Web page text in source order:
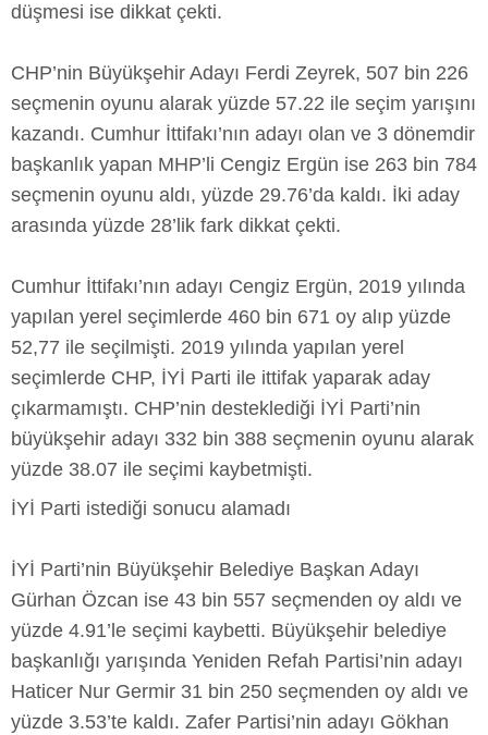
düşmesi ise dikkat çekti.
CHP’nin Büyükşehir Adayı Ferdi Zeyrek, 507 bin 226
seçmenin oyunu alarak yüzde 57.22 ile seçim yarışını
kazandı. Cumhur İttifakı’nın adayı olan ve 3 dönemdir
başkanlık yapan MHP’li Cengiz Ergün ise 263 bin 784
seçmenin oyunu aldı, yüzde 29.76’da kaldı. İki aday
arasında yüzde 28’lik fark dikkat çekti.
Cumhur İttifakı’nın adayı Cengiz Ergün, 2019 yılında
yapılan yerel seçimlerde 460 bin 671 oy alıp yüzde
52,77 ile seçilmişti. 2019 yılında yapılan yerel
seçimlerde CHP, İYİ Parti ile ittifak yaparak aday
çıkarmamıştı. CHP’nin desteklediği İYİ Parti’nin
büyükşehir adayı 332 bin 388 seçmenin oyunu alarak
yüzde 38.07 ile seçimi kaybetmişti.
İYİ Parti istediği sonucu alamadı
İYİ Parti’nin Büyükşehir Belediye Başkan Adayı
Gürhan Özcan ise 43 bin 557 seçmenden oy aldı ve
yüzde 4.91’le seçimi kaybetti. Büyükşehir belediye
başkanlığı yarışında Yeniden Refah Partisi’nin adayı
Haticer Nur Germir 31 bin 250 seçmenden oy aldı ve
yüzde 3.53’te kaldı. Zafer Partisi’nin adayı Gökhan